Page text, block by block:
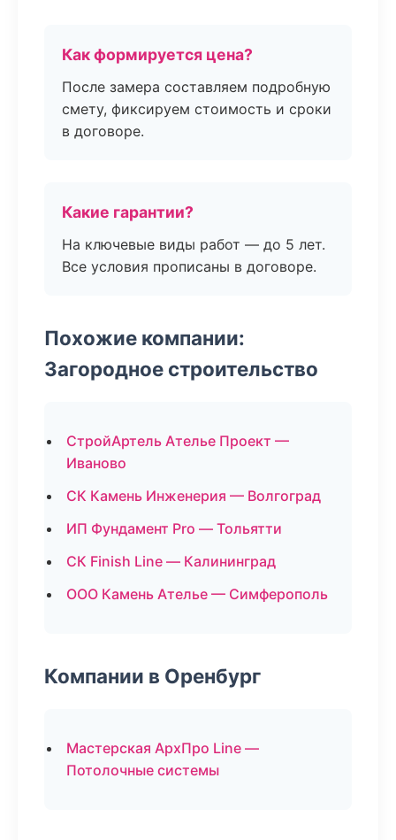
Как формируется цена?
После замера составляем подробную
смету, фиксируем стоимость и сроки
в договоре.
Какие гарантии?
На ключевые виды работ — до 5 лет.
Все условия прописаны в договоре.
Похожие компании:
Загородное строительство
СтройАртель Ателье Проект —
Иваново
СК Камень Инженерия — Волгоград
ИП Фундамент Pro — Тольятти
СК Finish Line — Калининград
ООО Камень Ателье — Симферополь
Компании в Оренбург
Мастерская АрхПро Line —
Потолочные системы